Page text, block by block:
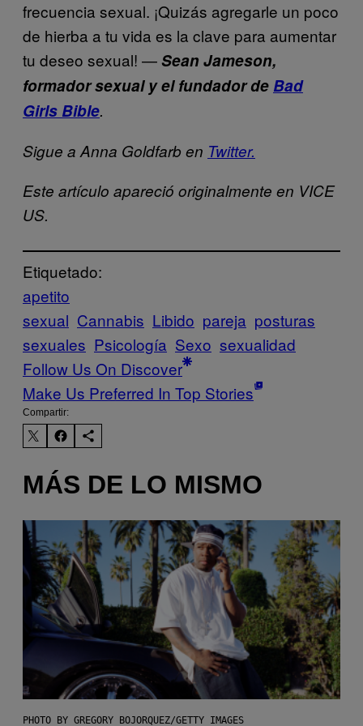
frecuencia sexual. ¡Quizás agregarle un poco
de hierba a tu vida es la clave para aumentar
tu deseo sexual! —Sean Jameson,
formador sexual y el fundador de Bad
Girls Bible.
Sigue a Anna Goldfarb en Twitter.
Este artículo apareció originalmente en VICE
US.
Etiquetado:
apetito
sexual Cannabis Libido pareja posturas
sexuales Psicología Sexo sexualidad
Follow Us On Discover
Make Us Preferred In Top Stories
Compartir:
MÁS DE LO MISMO
PHOTO BY GREGORY BOJORQUEZ/GETTY IMAGES